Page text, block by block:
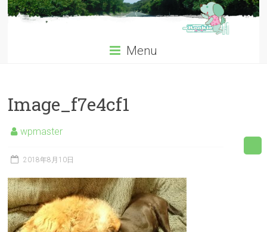
Menu
Image_f7e4cf1
wpmaster
2018年8月10日